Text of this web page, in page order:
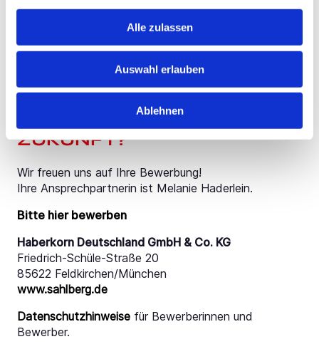
Alle zulassen
Auswahl erlauben
Ablehnen
Zuschüsse für die betriebliche Altersvorsorge
Beteiligung am Unternehmenserfolg
DAS KLINGT NACH IHRER
BESTMÖGLICHEN
ZUKUNFT?
Wir freuen uns auf Ihre Bewerbung!
Ihre Ansprechpartnerin ist Melanie Haderlein.
Bitte hier bewerben
Haberkorn Deutschland GmbH & Co. KG
Friedrich-Schüle-Straße 20
85622 Feldkirchen/München
www.sahlberg.de
Datenschutzhinweise für Bewerberinnen und
Bewerber.